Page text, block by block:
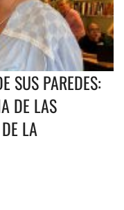
SUS PAREDES:
DE LAS
LA